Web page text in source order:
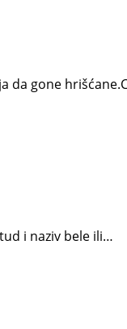
da gone
i naziv bele ili…